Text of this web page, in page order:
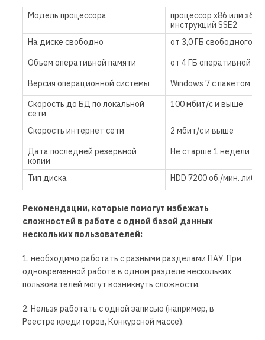
Модель процессора
процессор x86 или x64
инструкций SSE2
На диске свободно
от 3,0 ГБ свободного
Объем оперативной памяти
от 4 ГБ оперативной
Версия операционной системы
Windows 7 с пакетом
Скорость до БД по локальной
сети
100 мбит/с и выше
Скорость интернет сети
2 мбит/с и выше
Дата последней резервной
копии
Не старше 1 недели
Тип диска HDD 7200 об./мин. либо
Рекомендации, которые помогут избежать
сложностей в работе с одной базой данных
нескольких пользователей:
1. необходимо работать с разными разделами ПАУ. При
одновременной работе в одном разделе нескольких
пользователей могут возникнуть сложности.
2. Нельзя работать с одной записью (например, в
Реестре кредиторов, Конкурсной массе).